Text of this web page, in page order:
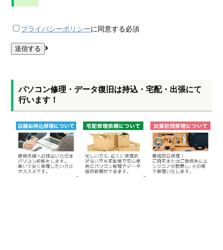
プライバシーポリシーに同意する必須
パソコン修理・データ復旧は持込・宅配・出張にて
行います！